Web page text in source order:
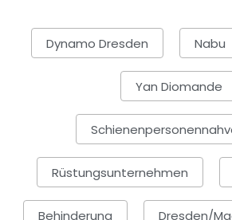
Dynamo Dresden Nabu
Yan Diomande
Rüstungsunternehmen
Behinderung Dresden/